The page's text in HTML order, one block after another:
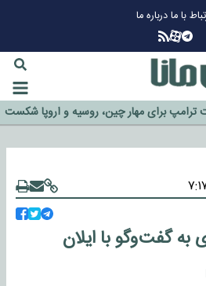
با مادرباره ما
پرسپولیس
می‌زند؟
ترامپ برای مهار چین، روسیه و اروپا شکست
به گفت‌وگو با ایلان